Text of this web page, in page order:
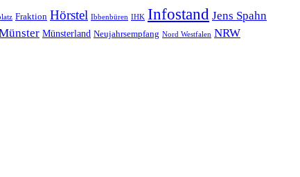
Fraktion Hörstel Ibbenbüren IHK Infostand Jens Spahn
Münsterland Neujahrsempfang Nord Westfalen NRW